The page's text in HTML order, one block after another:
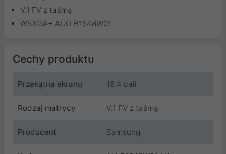
V.1 FV z taśmą
WSXGA+ AUO B1548W01
Cechy produktu
Przekątna ekranu 15.4 cali
Rodzaj matrycy V.1 FV z taśmą
Producent Samsung